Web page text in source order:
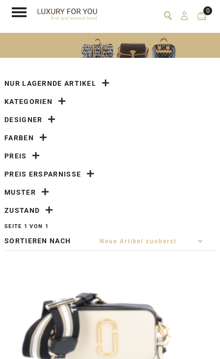
0
NUR LAGERNDE ARTIKEL
KATEGORIEN
DESIGNER
FARBEN
PREIS
PREIS ERSPARNISSE
MUSTER
ZUSTAND
SEITE 1 VON 1
SORTIEREN NACH